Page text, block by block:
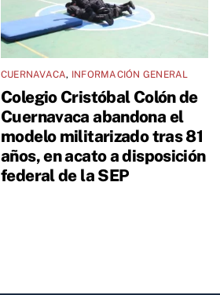
CUERNAVACA, INFORMACIÓN GENERAL
Colegio Cristóbal Colón de
Cuernavaca abandona el
modelo militarizado tras 81
años, en acato a disposición
federal de la SEP